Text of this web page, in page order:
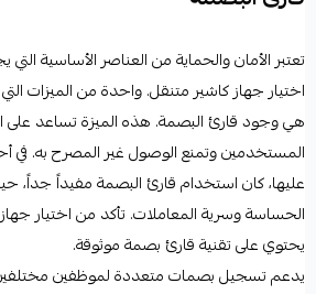
تعتبر الأمان والحماية من العناصر الأساسية
اختيارجهاز كاشير متنقل. واحدة من الميزات
هي وجود قارئ البصمة. هذه الميزة تساعد على
المستخدمين وتمنع الوصول غير المصرح به. في
عليها، كان استخدام قارئ البصمة مفيداً جداً،
الحساسة وسرية المعاملات. تأكد من اختيار
يحتوي على تقنية قارئ بصمة موثوقة.
يدعم تسجيل بصمات متعددة لموظفين